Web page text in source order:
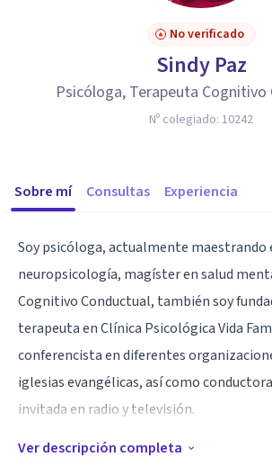
No verificado
Sindy Paz
Psicóloga, Terapeuta Cognitivo
Nº colegiado: 10242
Sobre mí Consultas Experiencia
Soy psicóloga, actualmente maestrando
neuropsicología, magíster en salud
Cognitivo Conductual, también soy
terapeuta en Clínica Psicológica Vida
conferencista en diferentes
iglesias evangélicas, así como
invitada en radio y televisión.
Especialidad
Ver descripción completa